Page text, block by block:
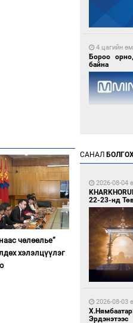
чөлөөлье”
хэлэлцүүлэг
4 цагийн
Бороо
байна
19 цагийн
тоглохоор
дэмжсэний
савнууд
САНАЛ
2026-08-04
22-23-нд
2026-08-03